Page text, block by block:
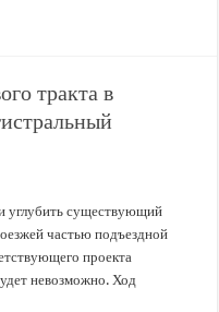
тракта в
углубить существующий
частью подъездной
проекта
невозможно. Ход